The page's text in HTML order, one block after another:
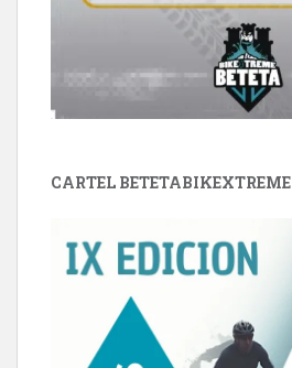
CARTEL BETETABIKEXTREME